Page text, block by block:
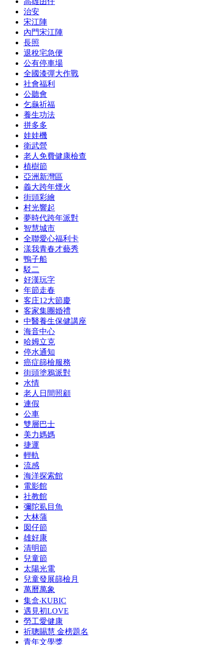
治安
宋江陣
內門宋江陣
長照
退稅宅急便
公有停車場
全國漆彈大作戰
社會福利
公聽會
乞龜祈福
養生功法
拼多多
娃娃機
衛武營
老人免費健康檢查
植樹節
亞洲新灣區
義大跨年煙火
街頭彩繪
村光響起
夢時代跨年派對
智慧城市
全聯愛心福利卡
漾我青春才藝秀
鴨子船
駁二
好漢玩字
年節走春
客庄12大節慶
客家集團婚禮
中醫養生保健講座
海音中心
哈姆立克
停水通知
癌症篩檢服務
街頭塗鴉派對
水情
老人日間照顧
連假
公車
雙層巴士
美力媽媽
捷運
輕軌
流感
海洋探索館
電影館
社教館
彌陀虱目魚
大林蒲
囡仔節
雄好康
清明節
兒童節
太陽光電
兒童發展篩檢月
萬曆萬象
集盒‧KUBIC
遇見初LOVE
勞工愛健康
祈聰賜慧 金榜題名
青年文學獎